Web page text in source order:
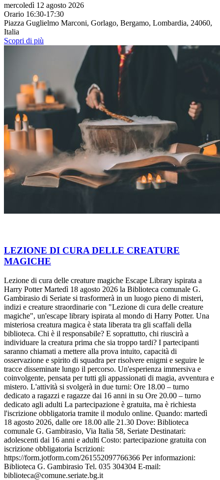
mercoledì 12 agosto 2026
Orario 16:30-17:30
Piazza Guglielmo Marconi, Gorlago, Bergamo, Lombardia, 24060,
Italia
Scopri di più
LEZIONE DI CURA DELLE CREATURE
MAGICHE
Lezione di cura delle creature magiche Escape Library ispirata a
Harry Potter Martedì 18 agosto 2026 la Biblioteca comunale G.
Gambirasio di Seriate si trasformerà in un luogo pieno di misteri,
indizi e creature straordinarie con "Lezione di cura delle creature
magiche", un'escape library ispirata al mondo di Harry Potter. Una
misteriosa creatura magica è stata liberata tra gli scaffali della
biblioteca. Chi è il responsabile? E soprattutto, chi riuscirà a
individuare la creatura prima che sia troppo tardi? I partecipanti
saranno chiamati a mettere alla prova intuito, capacità di
osservazione e spirito di squadra per risolvere enigmi e seguire le
tracce disseminate lungo il percorso. Un'esperienza immersiva e
coinvolgente, pensata per tutti gli appassionati di magia, avventura e
mistero. L'attività si svolgerà in due turni: Ore 18.00 – turno
dedicato a ragazzi e ragazze dai 16 anni in su Ore 20.00 – turno
dedicato agli adulti La partecipazione è gratuita, ma è richiesta
l'iscrizione obbligatoria tramite il modulo online. Quando: martedì
18 agosto 2026, dalle ore 18.00 alle 21.30 Dove: Biblioteca
comunale G. Gambirasio, Via Italia 58, Seriate Destinatari:
adolescenti dai 16 anni e adulti Costo: partecipazione gratuita con
iscrizione obbligatoria Iscrizioni:
https://form.jotform.com/261552097766366 Per informazioni:
Biblioteca G. Gambirasio Tel. 035 304304 E-mail:
biblioteca@comune.seriate.bg.it